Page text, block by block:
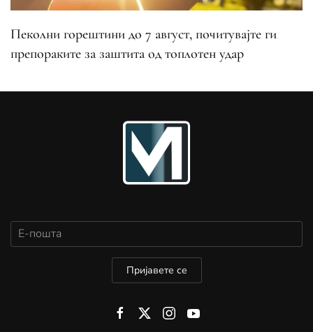
Пеколни горештини до 7 август, почитувајте ги
препораките за заштита од топлотен удар
Пријавете се